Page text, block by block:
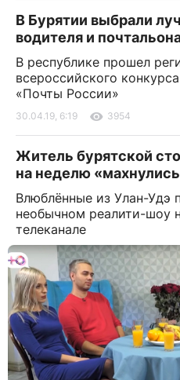
В Бурятии выбрали
водителя и
В республике прошел
всероссийского
«Почты России»
30.04.19, 6:19 3954
Житель бурятской
на неделю
Влюблённые из Улан-Удэ
необычном реалити-шоу
телеканале